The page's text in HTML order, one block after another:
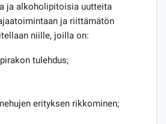
ja alkoholipitoisia uutteita
ja riittämätön
niille, joilla on:
tulehdus;
erityksen rikkominen;